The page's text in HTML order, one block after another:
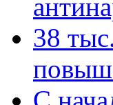
38